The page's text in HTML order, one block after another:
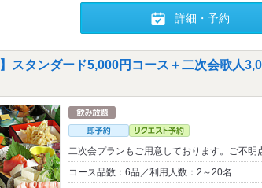
詳細・予約
】スタンダード5,000円コース＋二次会歌人
二次会プランもご用意しております。ご不明
コース品数：6品／利用人数：2～20名